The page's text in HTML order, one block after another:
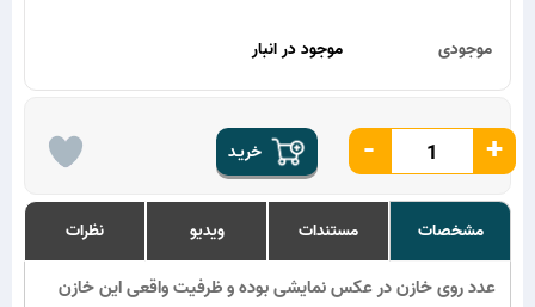
موجود در انبار موجودی
خریـد - +
مشخصات مستندات ویدیو نظرات
عدد روی خازن در عکس نمایشی بوده و ظرفیت واقعی این خازن